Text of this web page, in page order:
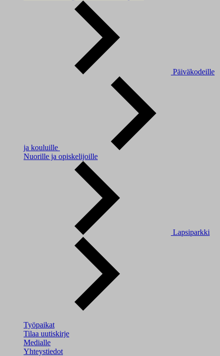
Päiväkodeille
ja kouluille
Nuorille ja opiskelijoille
Lapsiparkki
Työpaikat
Tilaa uutiskirje
Medialle
Yhteystiedot